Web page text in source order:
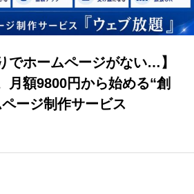
でホームページがない…】
月額9800円から始める“創
ージ制作サービス